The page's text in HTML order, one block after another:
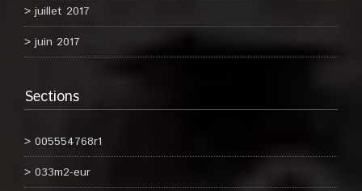
juillet 2017
juin 2017
Sections
005554768r1
033m2-eur